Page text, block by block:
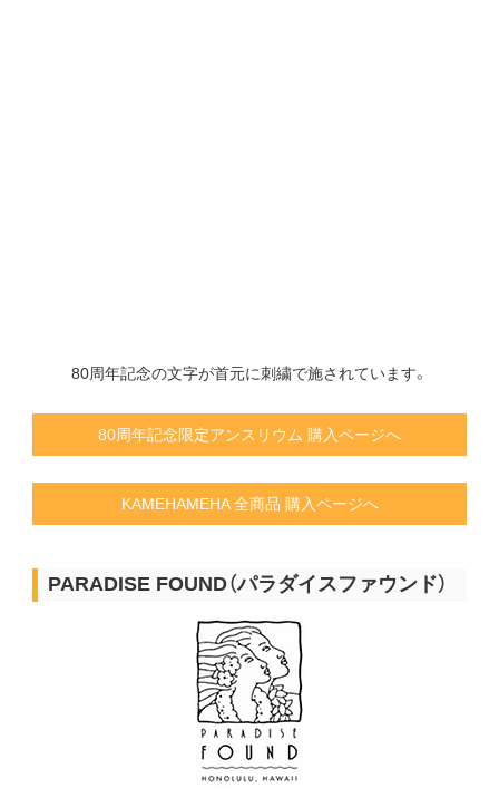
80周年記念の文字が首元に刺繍で施されています。
80周年記念限定アンスリウム 購入ページへ
KAMEHAMEHA 全商品 購入ページへ
PARADISE FOUND（パラダイスファウンド）